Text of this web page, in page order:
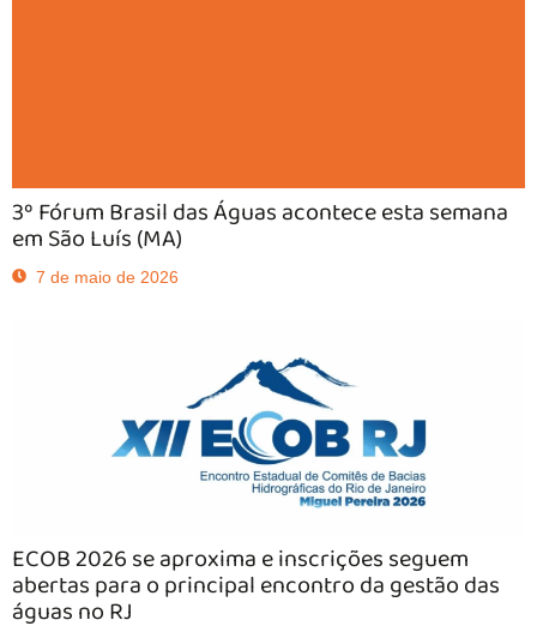
3º Fórum Brasil das Águas acontece esta semana
em São Luís (MA)
7 de maio de 2026
ECOB 2026 se aproxima e inscrições seguem
abertas para o principal encontro da gestão das
águas no RJ